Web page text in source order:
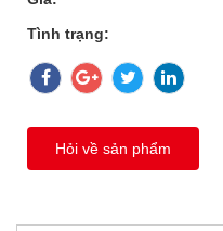
Tình trạng:
Hỏi về sản phẩm